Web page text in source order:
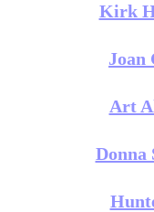
Kirk
Joan
Art
Donna